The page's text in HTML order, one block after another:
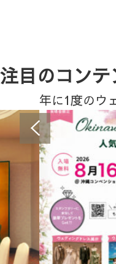
注目のコンテ
年に1度のウ